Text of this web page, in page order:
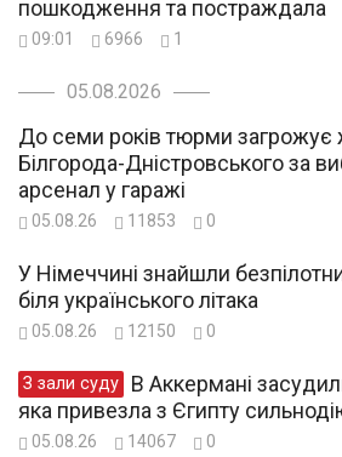
пошкодження та постраждала
09:01 6966 1
05.08.2026
До семи років тюрми
Білгорода-Дністровського за
арсенал у гаражі
05.08.26 11853 0
У Німеччині знайшли
біля українського літака
05.08.26 12150 0
З зали суду
яка привезла з Єгипту
05.08.26 14067 0